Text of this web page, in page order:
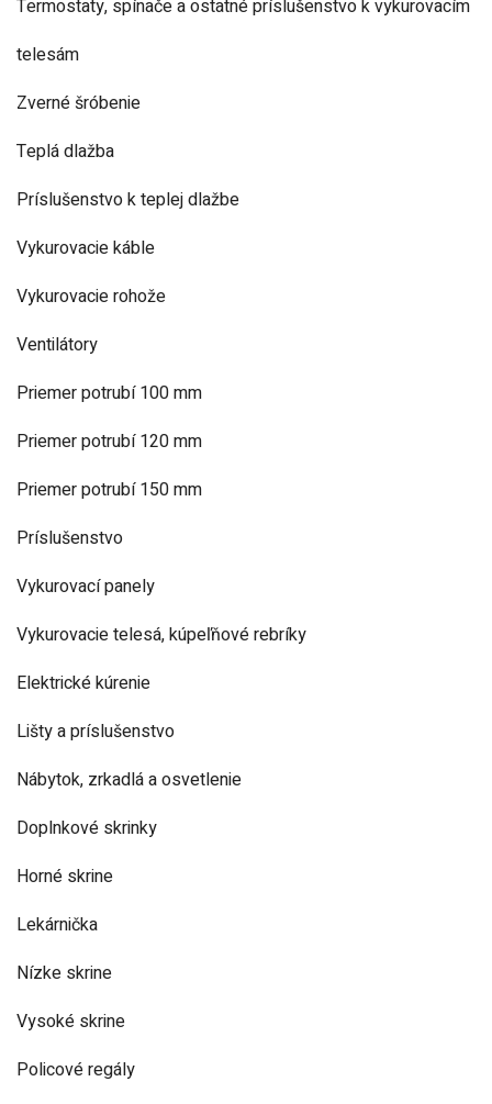
Termostaty, spínače a ostatné príslušenstvo k vykurovacím
telesám
Zverné šróbenie
Teplá dlažba
Príslušenstvo k teplej dlažbe
Vykurovacie káble
Vykurovacie rohože
Ventilátory
Priemer potrubí 100 mm
Priemer potrubí 120 mm
Priemer potrubí 150 mm
Príslušenstvo
Vykurovací panely
Vykurovacie telesá, kúpeľňové rebríky
Elektrické kúrenie
Lišty a príslušenstvo
Nábytok, zrkadlá a osvetlenie
Doplnkové skrinky
Horné skrine
Lekárnička
Nízke skrine
Vysoké skrine
Policové regály